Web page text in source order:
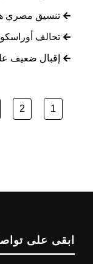
تنسيق مصري
تحالف
إقبال ضعيف
1
2
ابقى على